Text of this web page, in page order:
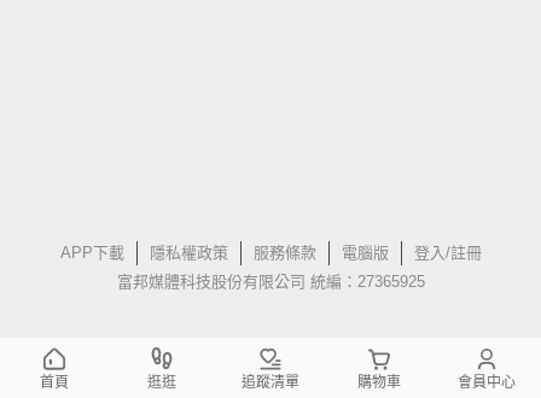
APP下載 隱私權政策 服務條款 電腦版
登入/註冊
富邦媒體科技股份有限公司 統編：27365925
首頁 逛逛 追蹤清單 購物車 會員中心